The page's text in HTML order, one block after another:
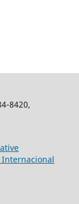
8420,
Internacional